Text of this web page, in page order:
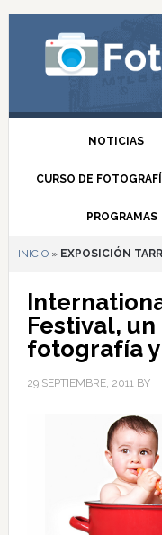
NOTICIAS
CURSO DE
PROGRAMAS
INICIO» EXPOSICIÓN
Festival,
fotografía
29 SEPTIEMBRE, 2011BY